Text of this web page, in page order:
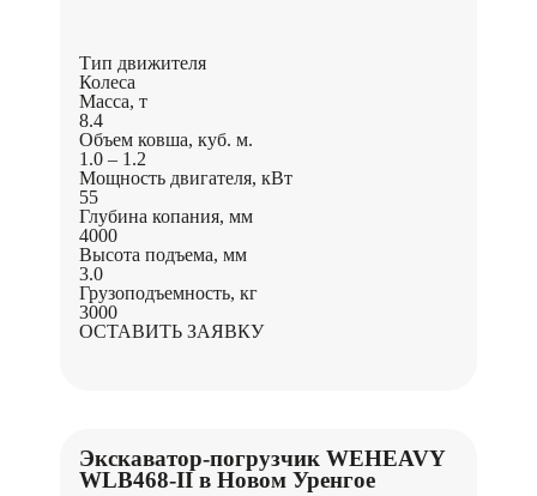
Тип движителя
Колеса
Масса, т
8.4
Объем ковша, куб. м.
1.0 – 1.2
Мощность двигателя, кВт
55
Глубина копания, мм
4000
Высота подъема, мм
3.0
Грузоподъемность, кг
3000
ОСТАВИТЬ ЗАЯВКУ
Экскаватор-погрузчик WEHEAVY
WLB468-II в Новом Уренгое